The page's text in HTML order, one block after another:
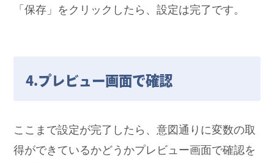
「保存」をクリックしたら、設定は完了です。
4.プレビュー画面で確認
ここまで設定が完了したら、意図通りに変数の取
得ができているかどうかプレビュー画面で確認を